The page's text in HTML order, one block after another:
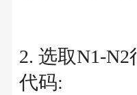
2. 选取N1-N2
代码: